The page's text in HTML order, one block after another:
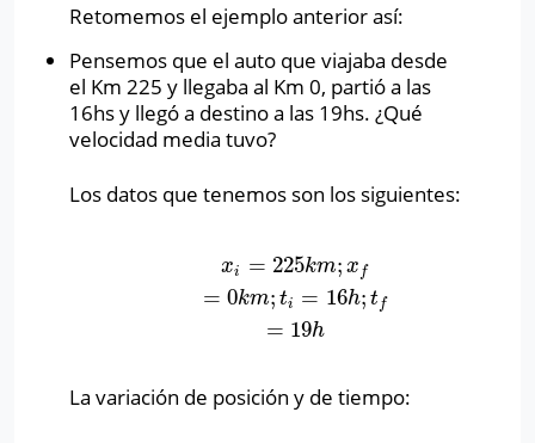
Retomemos el ejemplo anterior así:
Pensemos que el auto que viajaba desde
el Km 225 y llegaba al Km 0, partió a las
16hs y llegó a destino a las 19hs. ¿Qué
velocidad media tuvo?
Los datos que tenemos son los siguientes:
xi = 225km; x f
= 0km; ti = 16h; tf
= 19h
km xf =0km;ti=16h
La variación de posición y de tiempo: